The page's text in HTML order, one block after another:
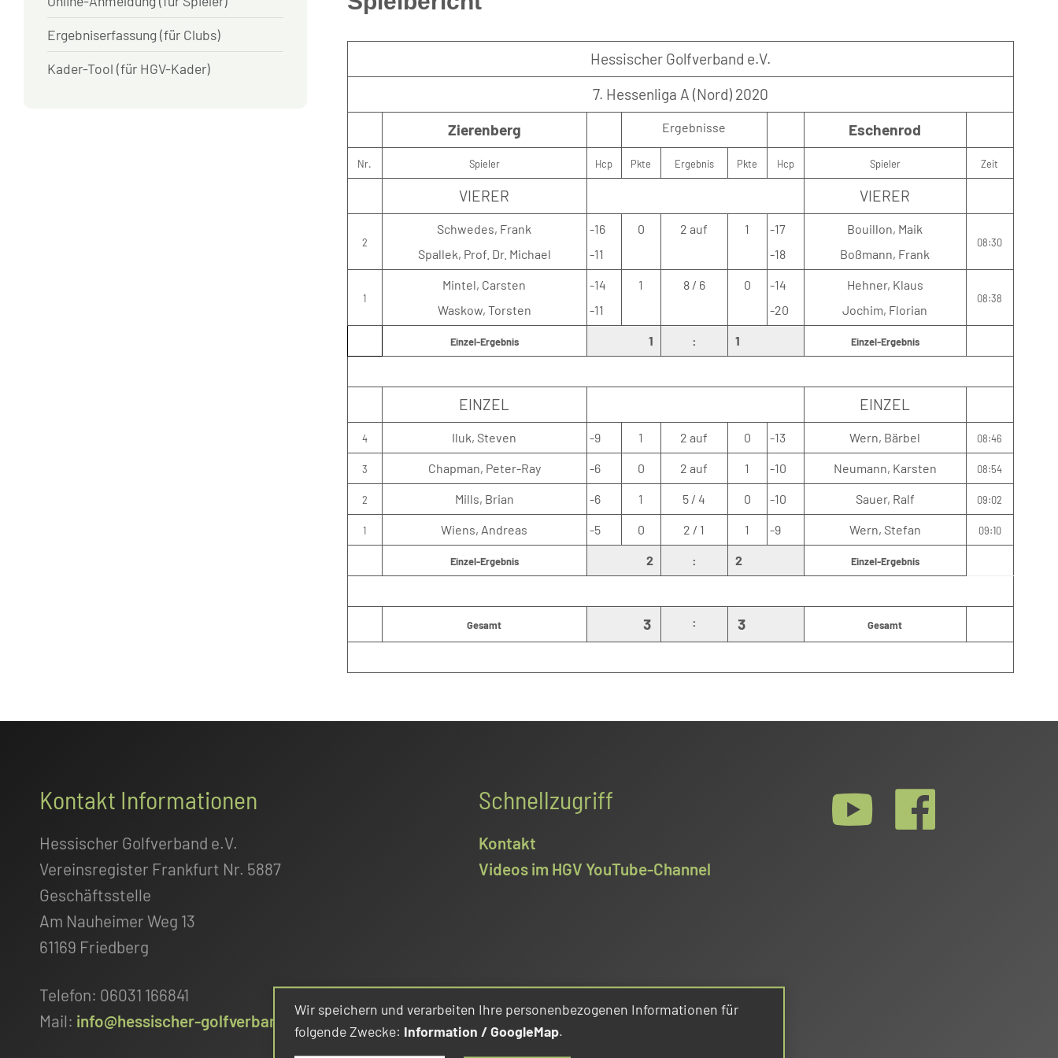
Hessischer Golfverband e.V.
7. Hessenliga A (Nord) 2020
Zierenberg
Ergebnisse Eschenrod
Nr. Spieler Hcp Pkte Ergebnis Pkte Hcp Spieler Zeit
VIERER VIERER
2
Schwedes, Frank
Spallek, Prof. Dr. Michael
-16
-11
0 2 auf 1
-17
-18
Bouillon, Maik
Boßmann, Frank
08:30
1
Mintel, Carsten
Waskow, Torsten
-14
-11
1 8 / 6 0
-14
-20
Hehner, Klaus
Jochim, Florian
08:38
Einzel-Ergebnis 1 : 1 Einzel-Ergebnis
EINZEL EINZEL
4 Iluk, Steven -9 1 2 auf 0 -13 Wern, Bärbel 08:46
3 Chapman, Peter-Ray -6 0 2 auf 1 -10 Neumann, Karsten 08:54
2 Mills, Brian -6 1 5 / 4 0 -10 Sauer, Ralf 09:02
1 Wiens, Andreas -5 0 2 / 1 1 -9 Wern, Stefan 09:10
Einzel-Ergebnis 2 : 2 Einzel-Ergebnis
Gesamt 3 : 3 Gesamt
Ergebniserfassung (für Clubs)
Kader-Tool (für HGV-Kader)
Kontakt Informationen
Hessischer Golfverband e.V.
Vereinsregister Frankfurt Nr. 5887
Geschäftsstelle
Am Nauheimer Weg 13
61169 Friedberg
Telefon: 06031 166841
Mail: info@hessischer-golfverband.de
Schnellzugriff
Kontakt
Videos im HGV YouTube-Channel
Wir speichern und verarbeiten Ihre personenbezogenen Informationen für
folgende Zwecke: Information / GoogleMap.